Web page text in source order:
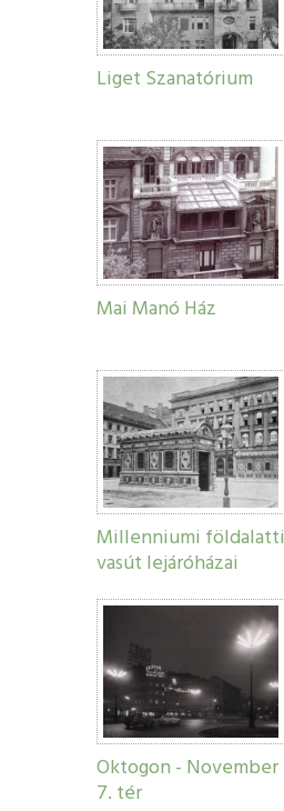
Liget Szanatórium
Mai Manó Ház
Millenniumi földalatti
vasút lejáróházai
Oktogon - November
7. tér